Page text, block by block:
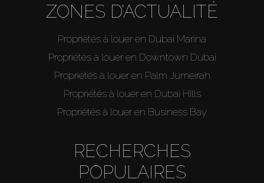
ZONES D’ACTUALITÉ
Propriétés à louer en Dubai Marina
Propriétés à louer en Downtown Dubai
Propriétés à louer en Palm Jumeirah
Propriétés à louer en Dubai Hills
Propriétés à louer en Business Bay
RECHERCHES
POPULAIRES